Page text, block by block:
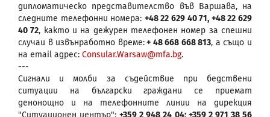
дипломатическо представителство във Варшава, на
следните телефонни номера: +48 22 629 40 71, +48 22 629
40 72, както и на дежурен телефонен номер за спешни
случаи в извънработно време:+ 48 668 668 813, а също и
на email адрес: Consular.Warsaw@mfa.bg.
---
Сигнали и молби за съдействие при бедствени
ситуации на български граждани се приемат
денонощно и на телефонните линии на дирекция
"Ситуационен център":+359 2 948 24 04; +359 2 971 38 56